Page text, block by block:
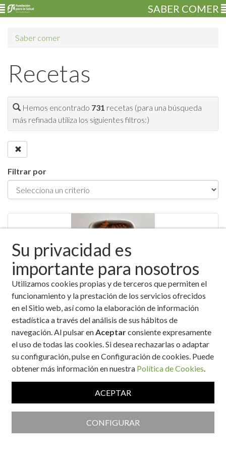
Su privacidad es
importante para nosotros
Utilizamos cookies propias y de terceros que permiten el
funcionamiento y la prestación de los servicios ofrecidos
en el Sitio web, así como la elaboración de información
estadística a través del análisis de sus hábitos de
navegación. Al pulsar enAceptarconsiente expresamente
el uso de todas las cookies. Si desea rechazarlas o adaptar
su configuración, pulse en Configuración de cookies. Puede
obtener más información en nuestra Política de Cookies.
ACEPTAR
CONFIGURAR
SABER COMER
Saber comer
Recetas
Hemos encontrado 731 recetas (para una búsqueda
más refinada utiliza los siguientes filtros:)
Filtrar por
"BITS" versión saludable